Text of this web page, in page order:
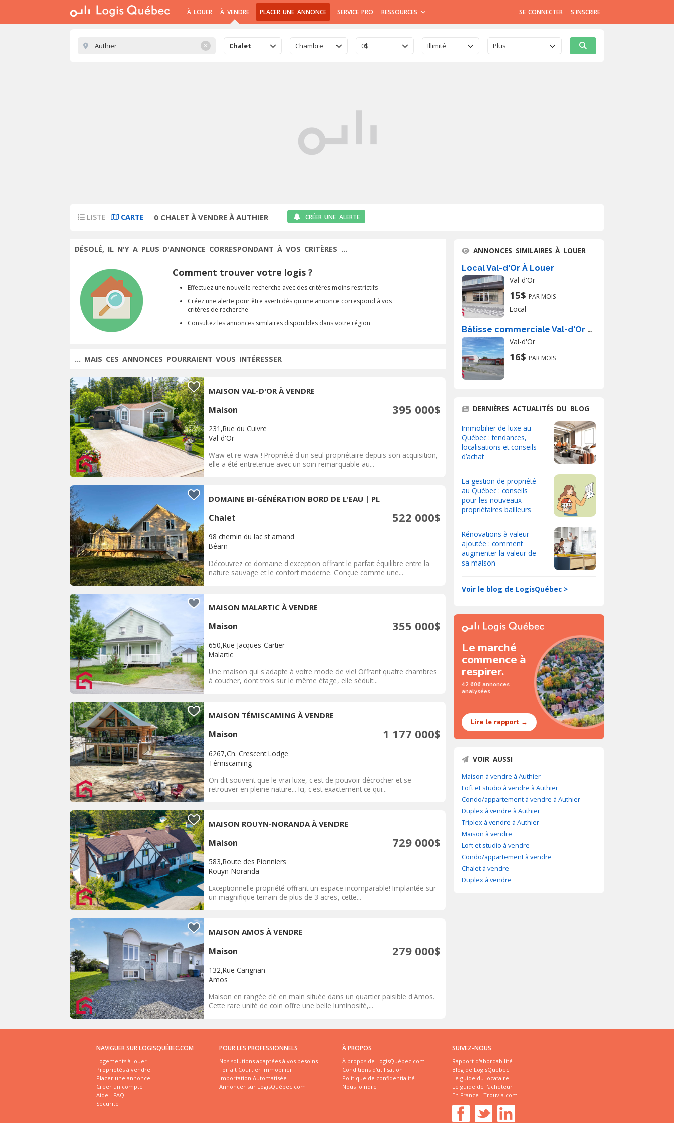
À LOUER À VENDRE PLACER UNE ANNONCE SERVICE PRO RESSOURCES SE CONNECTER S'INSCRIRE
✕ Chalet Chambre 0$ Illimité Plus
LISTE CARTE 0 CHALET À VENDRE À AUTHIER CRÉER UNE ALERTE
DÉSOLÉ, IL N'Y A PLUS D'ANNONCE CORRESPONDANT À VOS CRITÈRES ...
Comment trouver votre logis ?
Effectuez une nouvelle recherche avec des critères moins restrictifs
Créez une alerte pour être averti dès qu'une annonce correspond à vos
critères de recherche
Consultez les annonces similaires disponibles dans votre région
... MAIS CES ANNONCES POURRAIENT VOUS INTÉRESSER
MAISON VAL-D'OR À VENDRE
Maison 395 000$
231,Rue du Cuivre
Val-d'Or
Waw et re-waw ! Propriété d'un seul propriétaire depuis son acquisition,
elle a été entretenue avec un soin remarquable au...
DOMAINE BI-GÉNÉRATION BORD DE L'EAU | PL
Chalet 522 000$
98 chemin du lac st amand
Béarn
Découvrez ce domaine d'exception offrant le parfait équilibre entre la
nature sauvage et le confort moderne. Conçue comme une...
MAISON MALARTIC À VENDRE
Maison 355 000$
650,Rue Jacques-Cartier
Malartic
Une maison qui s'adapte à votre mode de vie! Offrant quatre chambres
à coucher, dont trois sur le même étage, elle séduit...
MAISON TÉMISCAMING À VENDRE
Maison 1 177 000$
6267,Ch. Crescent Lodge
Témiscaming
On dit souvent que le vrai luxe, c'est de pouvoir décrocher et se
retrouver en pleine nature... Ici, c'est exactement ce qui...
MAISON ROUYN-NORANDA À VENDRE
Maison 729 000$
583,Route des Pionniers
Rouyn-Noranda
Exceptionnelle propriété offrant un espace incomparable! Implantée sur
un magnifique terrain de plus de 3 acres, cette...
MAISON AMOS À VENDRE
Maison 279 000$
132,Rue Carignan
Amos
Maison en rangée clé en main située dans un quartier paisible d'Amos.
Cette rare unité de coin offre une belle luminosité,...
ANNONCES SIMILAIRES À LOUER
Local Val-d'Or À Louer
Val-d'Or
15$ PAR MOIS
Local
Bâtisse commerciale Val-d'Or À Louer
Val-d'Or
16$ PAR MOIS
DERNIÈRES ACTUALITÉS DU BLOG
Immobilier de luxe au
Québec : tendances,
localisations et conseils
d’achat
La gestion de propriété
au Québec : conseils
pour les nouveaux
propriétaires bailleurs
Rénovations à valeur
ajoutée : comment
augmenter la valeur de
sa maison
Voir le blog de LogisQuébec >
Le marché
commence à
respirer.
42 606 annonces
analysées
Lire le rapport →
VOIR AUSSI
Maison à vendre à Authier
Loft et studio à vendre à Authier
Condo/appartement à vendre à Authier
Duplex à vendre à Authier
Triplex à vendre à Authier
Maison à vendre
Loft et studio à vendre
Condo/appartement à vendre
Chalet à vendre
Duplex à vendre
NAVIGUER SUR LOGISQUÉBEC.COM
Logements à louer
Propriétés à vendre
Placer une annonce
Créer un compte
Aide - FAQ
Sécurité
POUR LES PROFESSIONNELS
Nos solutions adaptées à vos besoins
Forfait Courtier Immobilier
Importation Automatisée
Annoncer sur LogisQuébec.com
À PROPOS
À propos de LogisQuébec.com
Conditions d'utilisation
Politique de confidentialité
Nous joindre
SUIVEZ-NOUS
Rapport d'abordabilité
Blog de LogisQuébec
Le guide du locataire
Le guide de l'acheteur
En France : Trouvia.com